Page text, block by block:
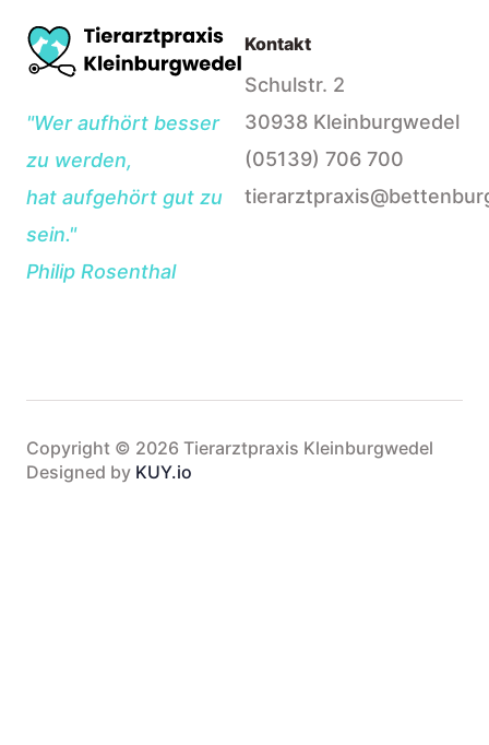
"Wer aufhört besser
zu werden,
hat aufgehört gut zu
sein."
Philip Rosenthal
Kontakt
Schulstr. 2
30938 Kleinburgwedel
(05139) 706 700
Copyright © 2026 Tierarztpraxis Kleinburgwedel
Designed by KUY.io